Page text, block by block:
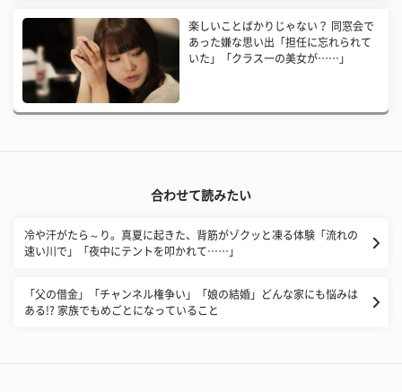
楽しいことばかりじゃない？ 同窓会で
あった嫌な思い出「担任に忘れられて
いた」「クラス一の美女が……」
合わせて読みたい
冷や汗がたら～り。真夏に起きた、背筋がゾクッと凍る体験「流れの
速い川で」「夜中にテントを叩かれて……」
「父の借金」「チャンネル権争い」「娘の結婚」どんな家にも悩みは
ある!? 家族でもめごとになっていること